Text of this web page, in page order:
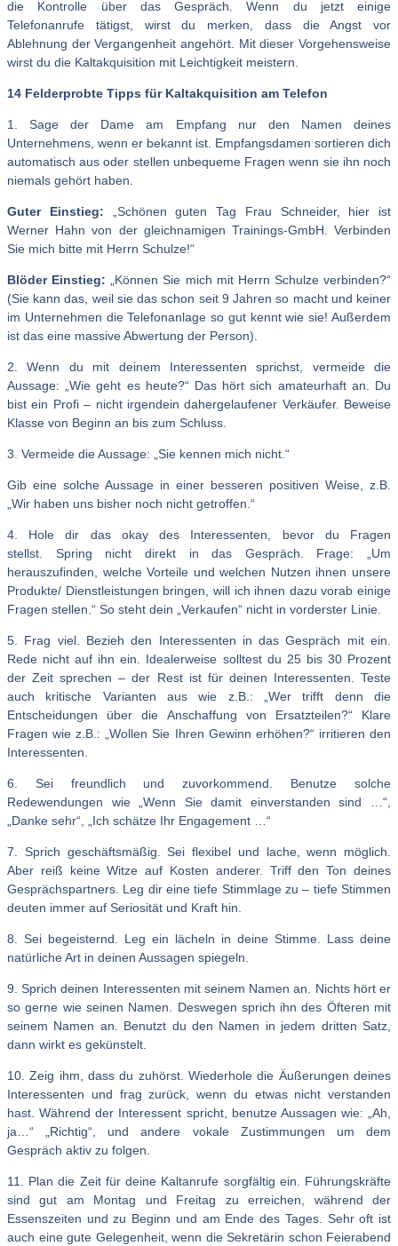
die Kontrolle über das Gespräch. Wenn du jetzt einige
Telefonanrufe tätigst, wirst du merken, dass die Angst vor
Ablehnung der Vergangenheit angehört. Mit dieser Vorgehensweise
wirst du die Kaltakquisition mit Leichtigkeit meistern.
14 Felderprobte Tipps für Kaltakquisition am Telefon
1. Sage der Dame am Empfang nur den Namen deines
Unternehmens, wenn er bekannt ist. Empfangsdamen sortieren dich
automatisch aus oder stellen unbequeme Fragen wenn sie ihn noch
niemals gehört haben.
Guter Einstieg: „Schönen guten Tag Frau Schneider, hier ist
Werner Hahn von der gleichnamigen Trainings-GmbH. Verbinden
Sie mich bitte mit Herrn Schulze!“
Blöder Einstieg: „Können Sie mich mit Herrn Schulze verbinden?“
(Sie kann das, weil sie das schon seit 9 Jahren so macht und keiner
im Unternehmen die Telefonanlage so gut kennt wie sie! Außerdem
ist das eine massive Abwertung der Person).
2. Wenn du mit deinem Interessenten sprichst, vermeide die
Aussage: „Wie geht es heute?“ Das hört sich amateurhaft an. Du
bist ein Profi – nicht irgendein dahergelaufener Verkäufer. Beweise
Klasse von Beginn an bis zum Schluss.
3. Vermeide die Aussage: „Sie kennen mich nicht.“
Gib eine solche Aussage in einer besseren positiven Weise, z.B.
„Wir haben uns bisher noch nicht getroffen.“
4. Hole dir das okay des Interessenten, bevor du Fragen
stellst. Spring nicht direkt in das Gespräch. Frage: „Um
herauszufinden, welche Vorteile und welchen Nutzen ihnen unsere
Produkte/ Dienstleistungen bringen, will ich ihnen dazu vorab einige
Fragen stellen.“ So steht dein „Verkaufen“ nicht in vorderster Linie.
5. Frag viel. Bezieh den Interessenten in das Gespräch mit ein.
Rede nicht auf ihn ein. Idealerweise solltest du 25 bis 30 Prozent
der Zeit sprechen – der Rest ist für deinen Interessenten. Teste
auch kritische Varianten aus wie z.B.: „Wer trifft denn die
Entscheidungen über die Anschaffung von Ersatzteilen?“ Klare
Fragen wie z.B.: „Wollen Sie Ihren Gewinn erhöhen?“ irritieren den
Interessenten.
6. Sei freundlich und zuvorkommend. Benutze solche
Redewendungen wie „Wenn Sie damit einverstanden sind …“,
„Danke sehr“, „Ich schätze Ihr Engagement …“
7. Sprich geschäftsmäßig. Sei flexibel und lache, wenn möglich.
Aber reiß keine Witze auf Kosten anderer. Triff den Ton deines
Gesprächspartners. Leg dir eine tiefe Stimmlage zu – tiefe Stimmen
deuten immer auf Seriosität und Kraft hin.
8. Sei begeisternd. Leg ein lächeln in deine Stimme. Lass deine
natürliche Art in deinen Aussagen spiegeln.
9. Sprich deinen Interessenten mit seinem Namen an. Nichts hört er
so gerne wie seinen Namen. Deswegen sprich ihn des Öfteren mit
seinem Namen an. Benutzt du den Namen in jedem dritten Satz,
dann wirkt es gekünstelt.
10. Zeig ihm, dass du zuhörst. Wiederhole die Äußerungen deines
Interessenten und frag zurück, wenn du etwas nicht verstanden
hast. Während der Interessent spricht, benutze Aussagen wie: „Ah,
ja…“ „Richtig“, und andere vokale Zustimmungen um dem
Gespräch aktiv zu folgen.
11. Plan die Zeit für deine Kaltanrufe sorgfältig ein. Führungskräfte
sind gut am Montag und Freitag zu erreichen, während der
Essenszeiten und zu Beginn und am Ende des Tages. Sehr oft ist
auch eine gute Gelegenheit, wenn die Sekretärin schon Feierabend